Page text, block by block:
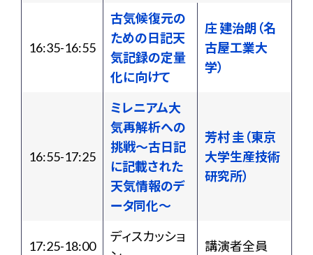
16:35-16:55
古気候復元の
ための日記天
気記録の定量
化に向けて
庄 建治朗（名
古屋工業大
学）
16:55-17:25
ミレニアム大
気再解析への
挑戦〜古日記
に記載された
天気情報のデ
ータ同化〜
芳村 圭（東京
大学生産技術
研究所）
17:25-18:00
ディスカッショ
講演者全員